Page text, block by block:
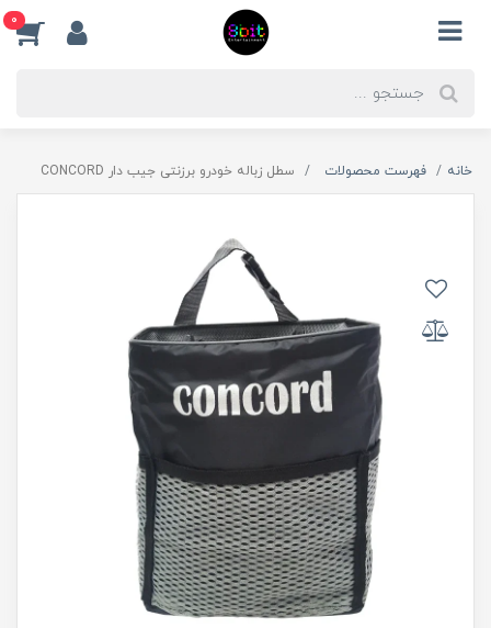
0
خانه فهرست محصولات سطل زباله خودرو برزنتی جیب دار CONCORD